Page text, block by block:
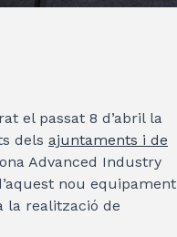
el passat 8 d’abril la
dels ajuntaments i de
Advanced Industry
nou equipament
la realització de